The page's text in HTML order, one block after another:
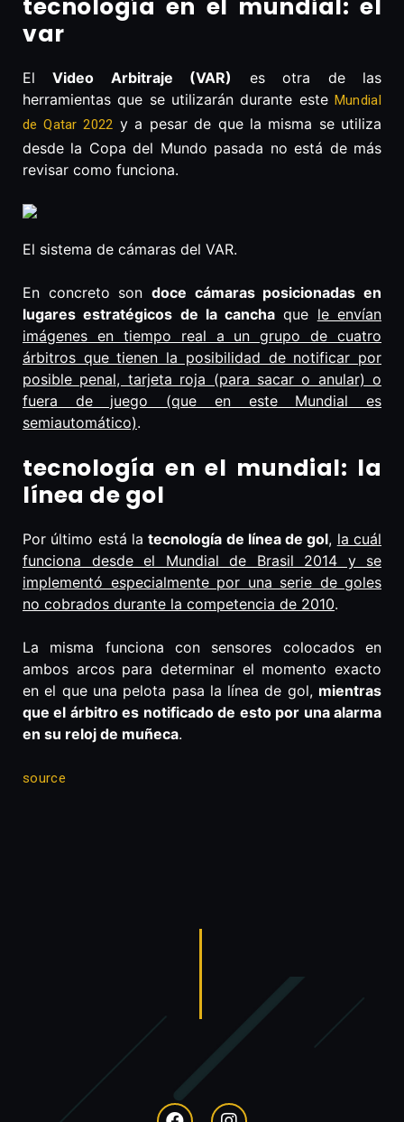
tecnología en el mundial: el
var
ElVideo Arbitraje (VAR)
es otra de las
herramientas que se utilizarán durante este Mundial
de Qatar 2022 y a pesar de que la misma se utiliza
desde la Copa del Mundo pasada no está de más
revisar como funciona.
El sistema de cámaras del VAR.
En concreto son doce cámaras posicionadas en
lugares estratégicos de la cancha que le envían
imágenes en tiempo real a un grupo de cuatro
árbitros que tienen la posibilidad de notificar por
posible penal, tarjeta roja (para sacar o anular) o
fuera de juego (que en este Mundial es
semiautomático).
tecnología en el mundial: la
línea de gol
Por último está latecnología de línea de gol, la cuál
funciona desde el Mundial de Brasil 2014 y se
implementó especialmente por una serie de goles
no cobrados durante la competencia de 2010.
La misma funciona con sensores colocados en
ambos arcos para determinar el momento exacto
en el que una pelota pasa la línea de gol, mientras
que el árbitro es notificado de esto por una alarma
en su reloj de muñeca.
source